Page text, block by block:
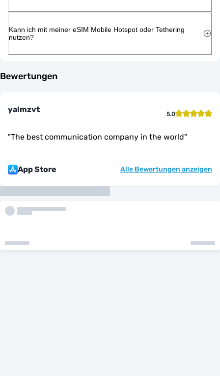
Kann ich mit meiner eSIM Mobile Hotspot oder Tethering
nutzen?
Bewertungen
yalmzvt 5.0
"The best communication company in the world"
App Store Alle Bewertungen anzeigen